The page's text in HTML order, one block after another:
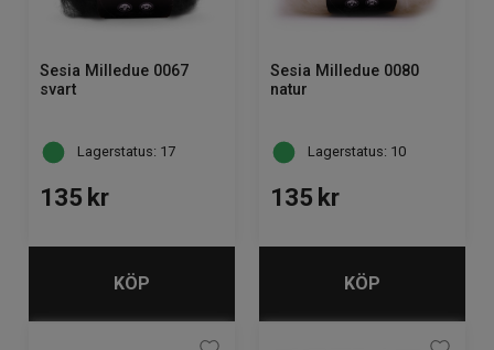
Sesia Milledue 0067
svart
Lagerstatus: 17
135 kr
KÖP
Sesia Milledue 0080
natur
Lagerstatus: 10
135 kr
KÖP